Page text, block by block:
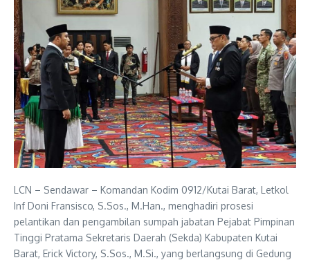
LCN – Sendawar – Komandan Kodim 0912/Kutai Barat, Letkol
Inf Doni Fransisco, S.Sos., M.Han., menghadiri prosesi
pelantikan dan pengambilan sumpah jabatan Pejabat Pimpinan
Tinggi Pratama Sekretaris Daerah (Sekda) Kabupaten Kutai
Barat, Erick Victory, S.Sos., M.Si., yang berlangsung di Gedung